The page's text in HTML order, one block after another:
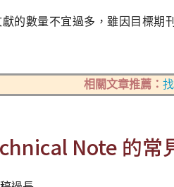
的數量不宜過多，雖因目標期
相關文章推薦：
Note 的常